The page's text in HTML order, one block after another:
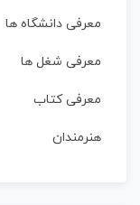
معرفی دانشگاه ها
معرفی شغل ها
معرفی کتاب
هنرمندان